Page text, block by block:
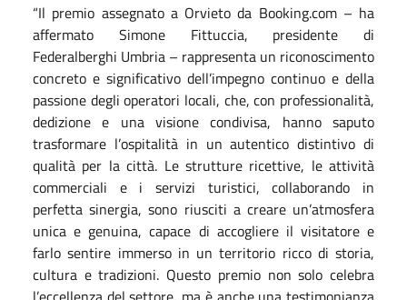
“Il premio assegnato a Orvieto da Booking.com – ha
affermato Simone Fittuccia, presidente di
Federalberghi Umbria – rappresenta un riconoscimento
concreto e significativo dell’impegno continuo e della
passione degli operatori locali, che, con professionalità,
dedizione e una visione condivisa, hanno saputo
trasformare l’ospitalità in un autentico distintivo di
qualità per la città. Le strutture ricettive, le attività
commerciali e i servizi turistici, collaborando in
perfetta sinergia, sono riusciti a creare un’atmosfera
unica e genuina, capace di accogliere il visitatore e
farlo sentire immerso in un territorio ricco di storia,
cultura e tradizioni. Questo premio non solo celebra